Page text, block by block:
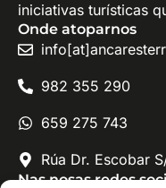
iniciativas turísticas
Onde atoparnos
982 355 290
659 275 743
Rúa Dr. Escobar
Nas nosas redes